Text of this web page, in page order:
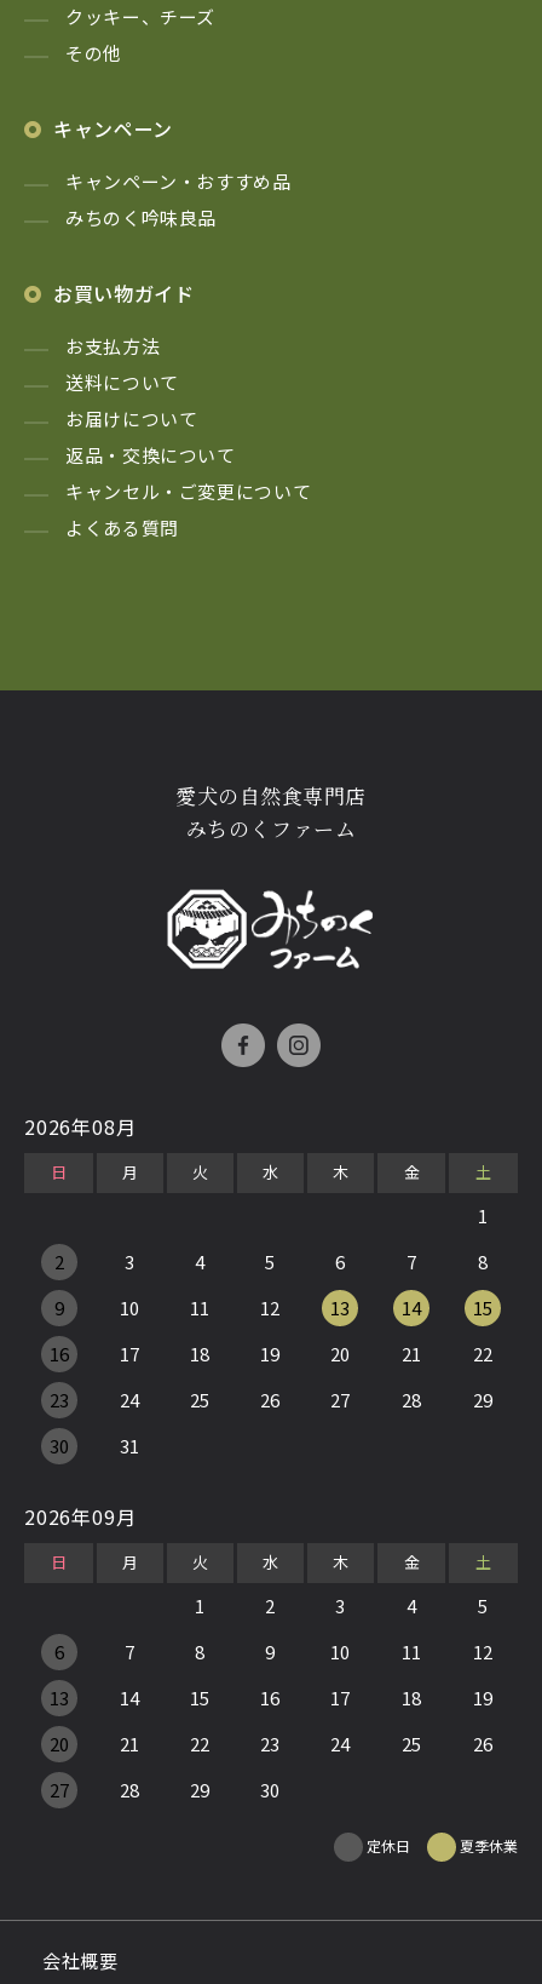
クッキー、チーズ
その他
キャンペーン
キャンペーン・おすすめ品
みちのく吟味良品
お買い物ガイド
お支払方法
送料について
お届けについて
返品・交換について
キャンセル・ご変更について
よくある質問
愛犬の自然食専門店
みちのくファーム
2026年08月
日 月 火 水 木 金 土
1
2
3 4 5 6 7
8
9
10 11 12 13 14
15
16
17 18 19 20 21
22
23
24 25 26 27 28
29
30
31
2026年09月
日 月 火 水 木 金 土
1 2 3 4
5
6
7 8 9 10 11
12
13
14 15 16 17 18
19
20
21 22 23 24 25
26
27
28 29 30
定休日 夏季休業
会社概要